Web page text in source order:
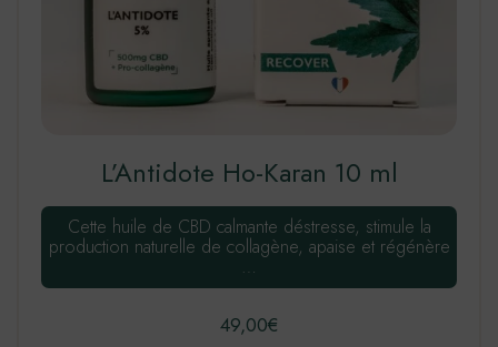
L’Antidote Ho-Karan 10 ml
Cette huile de CBD calmante déstresse, stimule la
production naturelle de collagène, apaise et régénère
…
49,00€